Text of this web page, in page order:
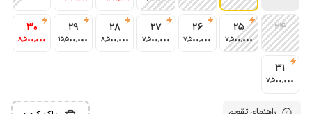
24
25
7٬500٬000
26
7٬500٬000
27
7٬500٬000
28
8٬500٬000
29
15٬500٬000
30
8٬500٬000
31
7٬500٬000